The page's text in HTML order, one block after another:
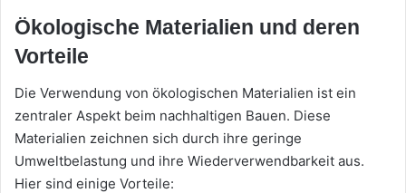
Ökologische Materialien und deren
Vorteile
Die Verwendung von ökologischen Materialien ist ein
zentraler Aspekt beim nachhaltigen Bauen. Diese
Materialien zeichnen sich durch ihre geringe
Umweltbelastung und ihre Wiederverwendbarkeit aus.
Hier sind einige Vorteile: